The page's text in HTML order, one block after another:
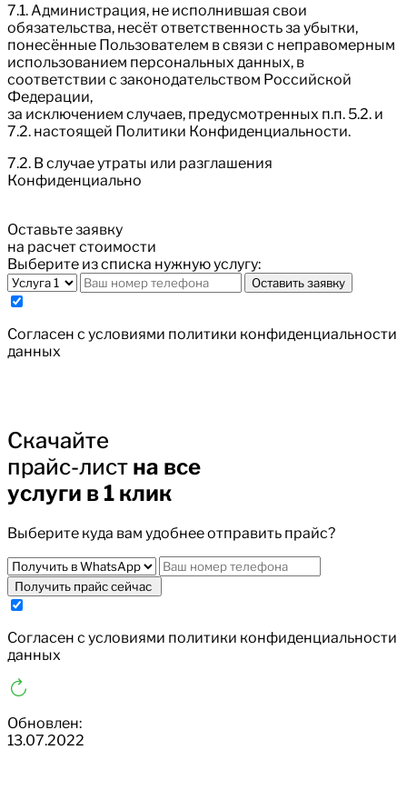
7.1. Администрация, не исполнившая свои
обязательства, несёт ответственность за убытки,
понесённые Пользователем в связи с неправомерным
использованием персональных данных, в
соответствии с законодательством Российской
Федерации,
за исключением случаев, предусмотренных п.п. 5.2. и
7.2. настоящей Политики Конфиденциальности.
7.2. В случае утраты или разглашения
Конфиденциально
Оставьте заявку
на расчет стоимости
Выберите из списка нужную услугу:
Оставить заявку
Cогласен с условиями политики конфиденциальности
данных
Скачайте
прайс-лист на все
услуги в 1 клик
Выберите куда вам удобнее отправить прайс?
Получить прайс сейчас
Cогласен с условиями политики конфиденциальности
данных
Обновлен:
13.07.2022